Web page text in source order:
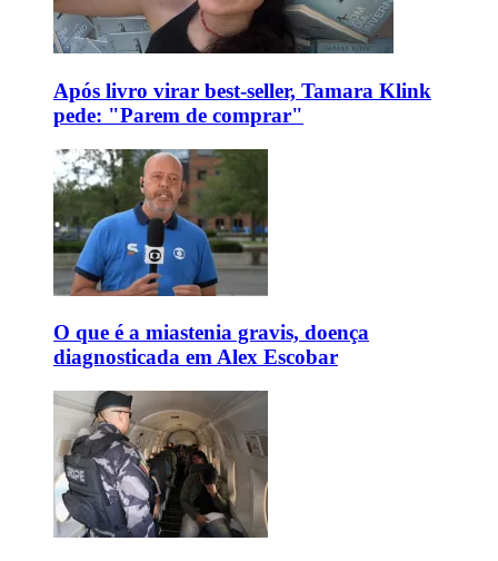
Após livro virar best-seller, Tamara Klink
pede: "Parem de comprar"
O que é a miastenia gravis, doença
diagnosticada em Alex Escobar